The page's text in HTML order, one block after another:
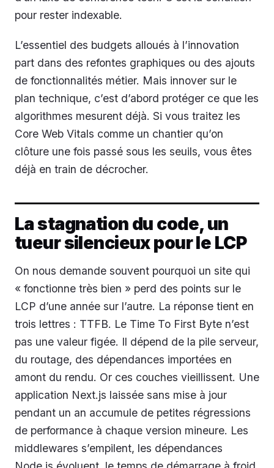
pour rester indexable.
L’essentiel des budgets alloués à l’innovation
part dans des refontes graphiques ou des ajouts
de fonctionnalités métier. Mais innover sur le
plan technique, c’est d’abord protéger ce que les
algorithmes mesurent déjà. Si vous traitez les
Core Web Vitals comme un chantier qu’on
clôture une fois passé sous les seuils, vous êtes
déjà en train de décrocher.
La stagnation du code, un
tueur silencieux pour le LCP
On nous demande souvent pourquoi un site qui
« fonctionne très bien » perd des points sur le
LCP d’une année sur l’autre. La réponse tient en
trois lettres : TTFB. Le Time To First Byte n’est
pas une valeur figée. Il dépend de la pile serveur,
du routage, des dépendances importées en
amont du rendu. Or ces couches vieillissent. Une
application Next.js laissée sans mise à jour
pendant un an accumule de petites régressions
de performance à chaque version mineure. Les
middlewares s’empilent, les dépendances